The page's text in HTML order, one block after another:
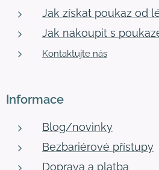
Jak získat poukaz od
Jak nakoupit s
Kontaktujte nás
Informace
Blog/novinky
Bezbariérové přístupy
Doprava a platba